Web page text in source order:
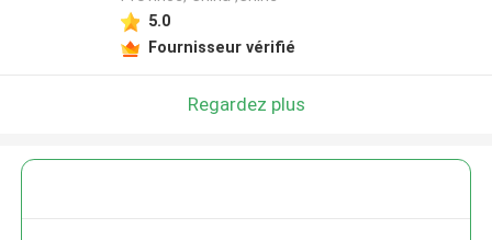
5.0
Fournisseur vérifié
Regardez plus